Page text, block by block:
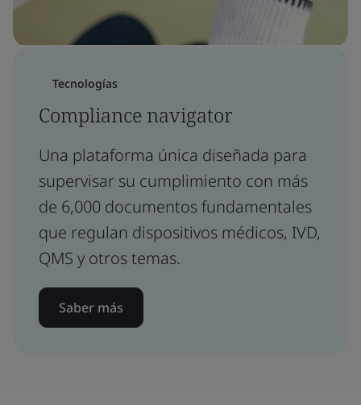
Tecnologías
Compliance navigator
Una plataforma única diseñada para
supervisar su cumplimiento con más
de 6,000 documentos fundamentales
que regulan dispositivos médicos, IVD,
QMS y otros temas.
Saber más